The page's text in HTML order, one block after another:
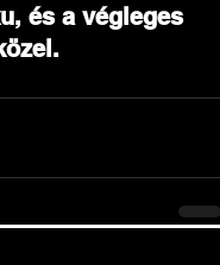
és a végleges